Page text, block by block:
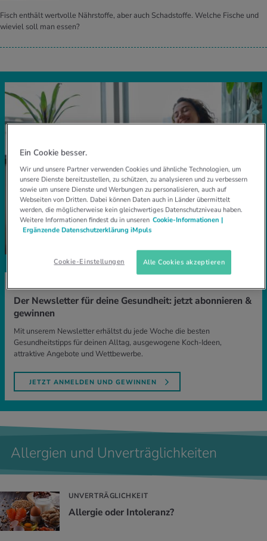
Fisch enthält wertvolle Nährstoffe, aber auch Schadstoffe. Welche Fische und
wieviel soll man essen?
Der Newsletter für deine Gesundheit: jetzt abonnieren &
gewinnen
Mit unserem Newsletter erhältst du jede Woche die besten
Gesundheitstipps für deinen Alltag, ausgewogene Koch-Ideen,
attraktive Angebote und Wettbewerbe.
JETZT ANMELDEN UND GEWINNEN
Allergien und Unverträglichkeiten
UNVERTRÄGLICHKEIT
All­er­gie oder In­to­le­ranz?
Ein Cookie besser.
Wir und unsere Partner verwenden Cookies und ähnliche Technologien, um
unsere Dienste bereitzustellen, zu schützen, zu analysieren und zu verbessern
sowie um unsere Dienste und Werbungen zu personalisieren, auch auf
Webseiten von Dritten. Dabei können Daten auch in Länder übermittelt
werden, die möglicherweise kein gleichwertiges Datenschutzniveau haben.
Weitere Informationen findest du in unseren Cookie-Informationen |
Ergänzende Datenschutzerklärung iMpuls
Cookie-Einstellungen Alle Cookies akzeptieren